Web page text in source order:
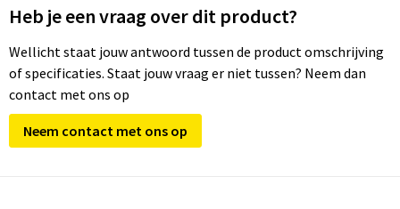
Heb je een vraag over dit product?
Wellicht staat jouw antwoord tussen de product omschrijving
of specificaties. Staat jouw vraag er niet tussen? Neem dan
contact met ons op
Neem contact met ons op